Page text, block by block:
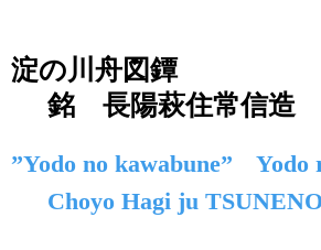
淀の川舟図鐔
銘 長陽萩住常信造
”Yodo no kawabune” Yodo
Choyo Hagi ju